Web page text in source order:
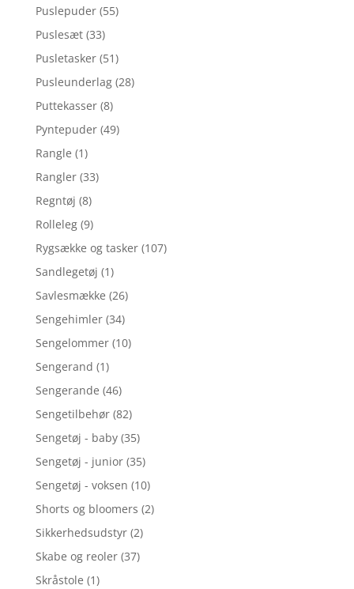
Puslepuder (55)
Puslesæt (33)
Pusletasker (51)
Pusleunderlag (28)
Puttekasser (8)
Pyntepuder (49)
Rangle (1)
Rangler (33)
Regntøj (8)
Rolleleg (9)
Rygsække og tasker (107)
Sandlegetøj (1)
Savlesmække (26)
Sengehimler (34)
Sengelommer (10)
Sengerand (1)
Sengerande (46)
Sengetilbehør (82)
Sengetøj - baby (35)
Sengetøj - junior (35)
Sengetøj - voksen (10)
Shorts og bloomers (2)
Sikkerhedsudstyr (2)
Skabe og reoler (37)
Skråstole (1)